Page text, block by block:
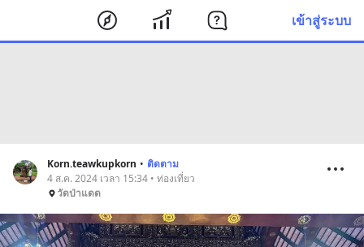
เข้าสู่ระบบ
Korn.teawkupkorn • ติดตาม
4 ส.ค. 2024 เวลา 15:34 • ท่องเที่ยว
วัดป่าแดด